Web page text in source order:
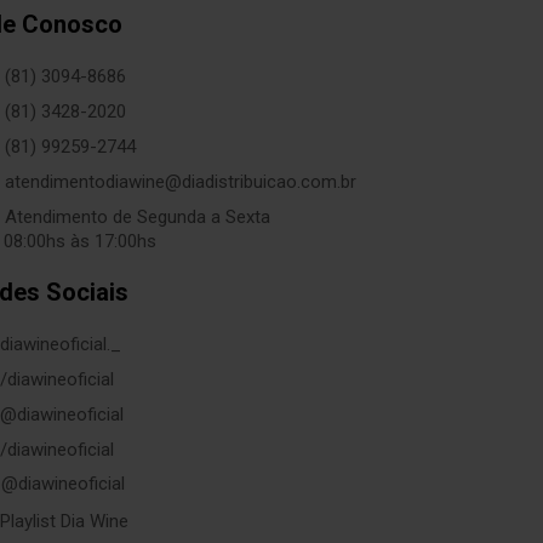
Conosco
(81) 3094-8686
(81) 3428-2020
(81) 99259-2744
atendimentodiawine@diadistribuicao.com.br
Atendimento de Segunda a Sexta
às 17:00hs
Sociais
diawineoficial._
/diawineoficial
@diawineoficial
/diawineoficial
@diawineoficial
Playlist Dia Wine